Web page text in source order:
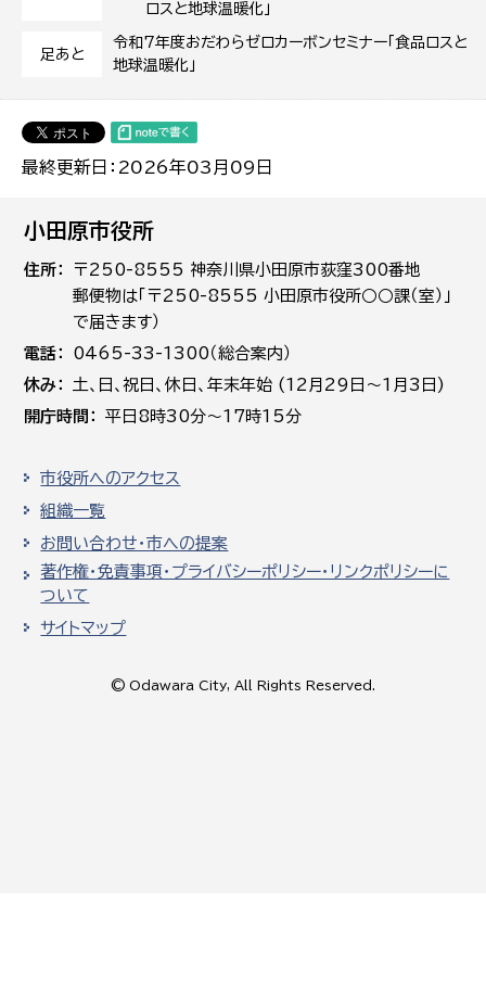
ロスと地球温暖化」
足あと
令和7年度おだわらゼロカーボンセミナー「食品ロスと
地球温暖化」
最終更新日：2026年03月09日
小田原市役所
住所
〒250-8555 神奈川県小田原市荻窪300番地
郵便物は「〒250-8555 小田原市役所○○課（室）」
で届きます）
電話
0465-33-1300（総合案内）
休み
土､日､祝日、休日、年末年始 (12月29日～1月3日)
開庁時間
平日8時30分～17時15分
市役所へのアクセス
組織一覧
お問い合わせ・市への提案
著作権・免責事項・プライバシーポリシー・リンクポリシーに
ついて
サイトマップ
© Odawara City, All Rights Reserved.